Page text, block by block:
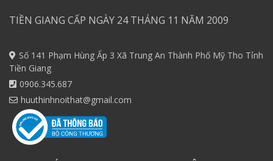
TIỀN GIANG CẤP NGÀY 24 THÁNG 11 NĂM 2009
Số 141 Phạm Hùng Ấp 3 Xã Trung An Thành Phố Mỹ Tho Tỉnh
Tiền Giang
0906.345.687
huuthinhnoithat@gmail.com